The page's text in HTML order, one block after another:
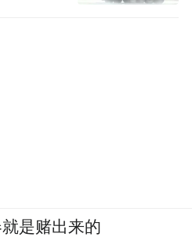
是赌出来的